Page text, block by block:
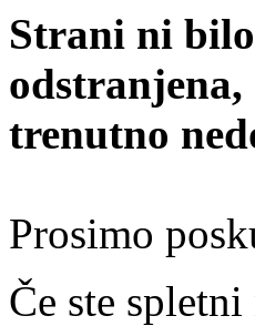
Strani ni
odstranjena,
trenutno
Prosimo
Če ste